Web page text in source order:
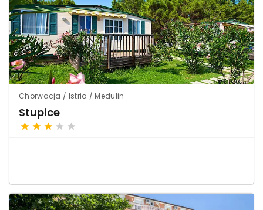
Chorwacja / Istria / Medulin
Stupice